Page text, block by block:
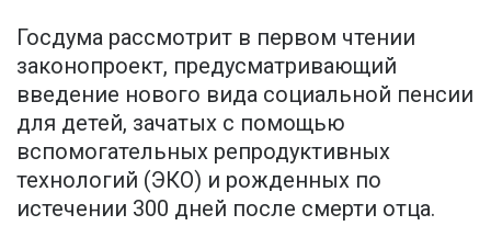
Госдума рассмотрит в первом чтении
законопроект, предусматривающий
введение нового вида социальной пенсии
для детей, зачатых с помощью
вспомогательных репродуктивных
технологий (ЭКО) и рожденных по
истечении 300 дней после смерти отца.